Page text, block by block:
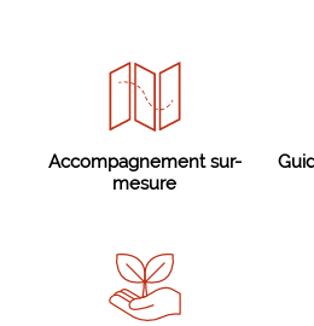
Accompagnement sur-
mesure